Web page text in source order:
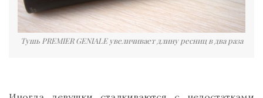
Тушь PREMIER GENIALE увеличивает длину ресниц в два раза